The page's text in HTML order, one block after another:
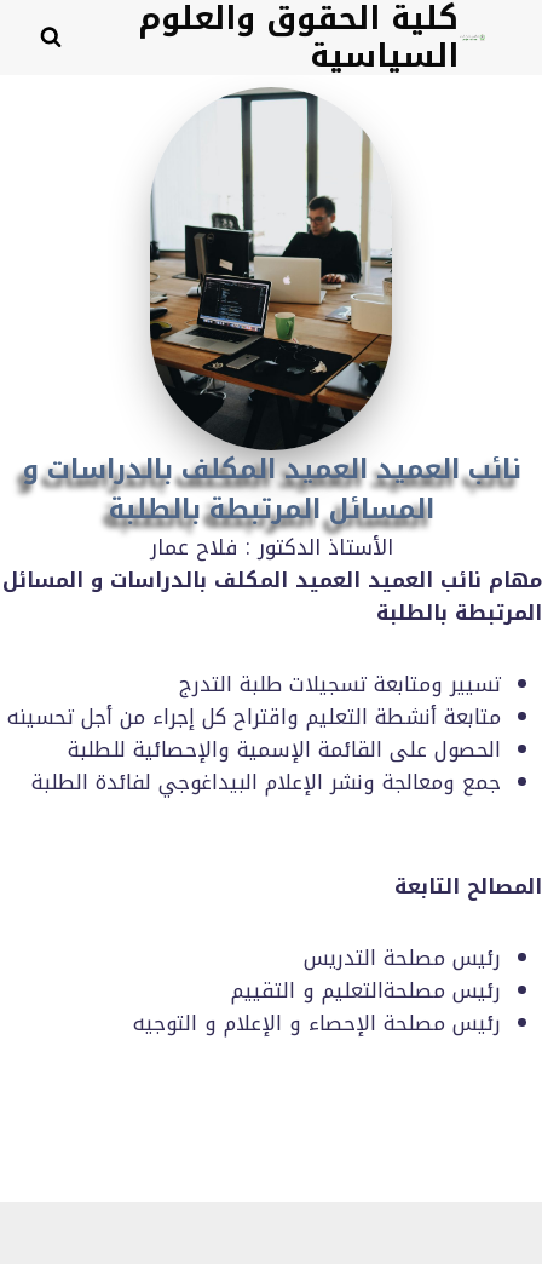
كلية الحقوق والعلوم
السياسية
نائب العميد العميد المكلف بالدراسات و
المسائل المرتبطة بالطلبة
الأستاذ الدكتور : فلاح عمار
مهام نائب العميد العميد المكلف بالدراسات و المسائل
المرتبطة بالطلبة
تسيير ومتابعة تسجيلات طلبة التدرج
متابعة أنشطة التعليم واقتراح كل إجراء من أجل تحسينه
الحصول على القائمة الإسمية والإحصائية للطلبة
جمع ومعالجة ونشر الإعلام البيداغوجي لفائدة الطلبة
المصالح التابعة
رئيس مصلحة التدريس
رئيس مصلحةالتعليم و التقييم
رئيس مصلحة الإحصاء و الإعلام و التوجيه